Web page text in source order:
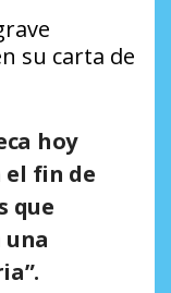
su carta de
hoy
el fin de
que